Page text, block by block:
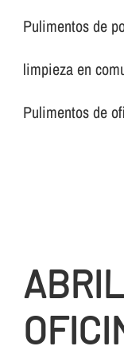
Pulimentos de
limpieza en
Pulimentos de